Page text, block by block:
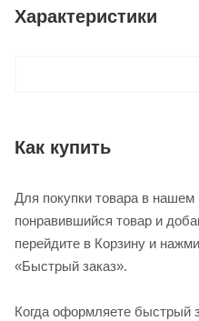
Характеристики
Как купить
Для покупки товара в нашем
понравившийся товар и
перейдите в Корзину и
«Быстрый заказ».
Когда оформляете